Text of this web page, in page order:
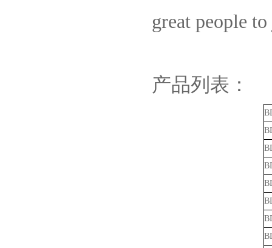
great people
产品列表：